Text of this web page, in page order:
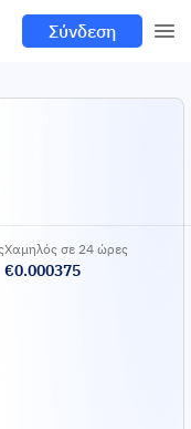
Σύνδεση
Χαμηλός σε 24 ώρες
€0.000375